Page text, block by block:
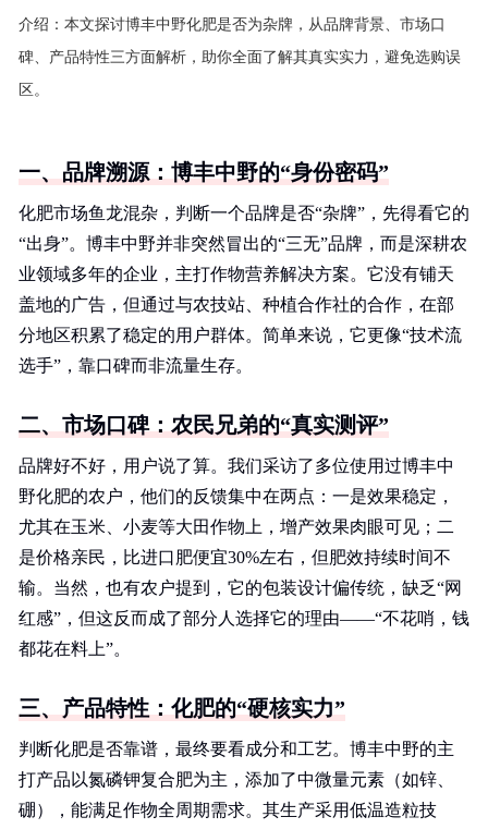
介绍： 本文探讨博丰中野化肥是否为杂牌，从品牌背景、市场口
碑、产品特性三方面解析，助你全面了解其真实实力，避免选购误
区。
一、品牌溯源：博丰中野的“身份密码”
化肥市场鱼龙混杂，判断一个品牌是否“杂牌”，先得看它的
“出身”。博丰中野并非突然冒出的“三无”品牌，而是深耕农
业领域多年的企业，主打作物营养解决方案。它没有铺天
盖地的广告，但通过与农技站、种植合作社的合作，在部
分地区积累了稳定的用户群体。简单来说，它更像“技术流
选手”，靠口碑而非流量生存。
二、市场口碑：农民兄弟的“真实测评”
品牌好不好，用户说了算。我们采访了多位使用过博丰中
野化肥的农户，他们的反馈集中在两点：一是效果稳定，
尤其在玉米、小麦等大田作物上，增产效果肉眼可见；二
是价格亲民，比进口肥便宜30%左右，但肥效持续时间不
输。当然，也有农户提到，它的包装设计偏传统，缺乏“网
红感”，但这反而成了部分人选择它的理由——“不花哨，钱
都花在料上”。
三、产品特性：化肥的“硬核实力”
判断化肥是否靠谱，最终要看成分和工艺。博丰中野的主
打产品以氮磷钾复合肥为主，添加了中微量元素（如锌、
硼），能满足作物全周期需求。其生产采用低温造粒技